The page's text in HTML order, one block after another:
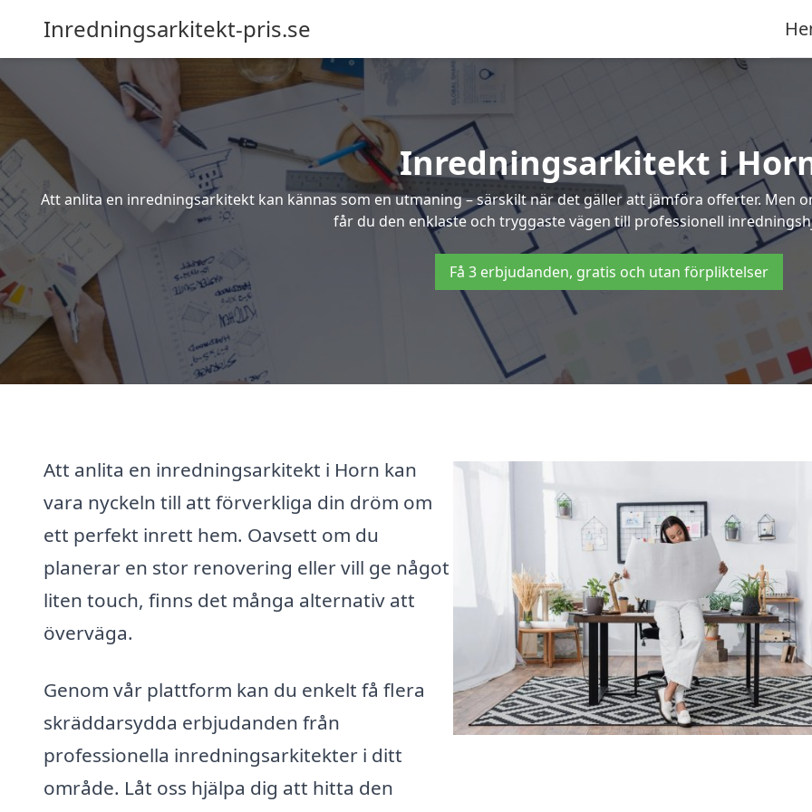
Inredningsarkitekt-pris.se
Inredningsarkitekt i
Att anlita en inredningsarkitekt kan kännas som en utmaning – särskilt när det gäller att jämföra offerter. Men
får du den enklaste och tryggaste vägen till professionell
Få 3 erbjudanden, gratis och utan förpliktelser
Att anlita en inredningsarkitekt i Horn kan
vara nyckeln till att förverkliga din dröm om
ett perfekt inrett hem. Oavsett om du
planerar en stor renovering eller vill ge något
liten touch, finns det många alternativ att
överväga.
Genom vår plattform kan du enkelt få flera
skräddarsydda erbjudanden från
professionella inredningsarkitekter i ditt
område. Låt oss hjälpa dig att hitta den